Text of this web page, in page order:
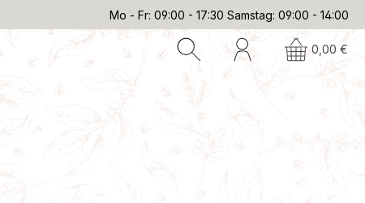
Mo - Fr: 09:00 - 17:30 Samstag: 09:00 - 14:00
0,00 €